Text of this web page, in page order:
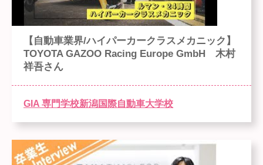
【自動車業界/ハイパーカークラスメカニック】
TOYOTA GAZOO Racing Europe GmbH 木村
祥吾さん
GIA 専門学校新潟国際自動車大学校